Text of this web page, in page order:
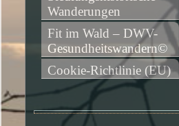
Wanderungen
Fit im Wald – DWV-
Gesundheitswandern©
Cookie-Richtlinie (EU)